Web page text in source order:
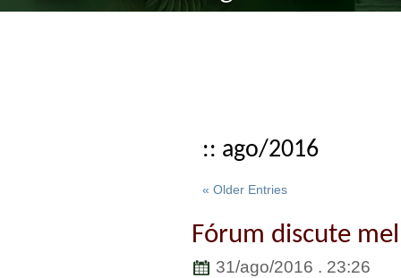
:: ago/2016
« Older Entries
Fórum discute
31/ago/2016 . 23:26